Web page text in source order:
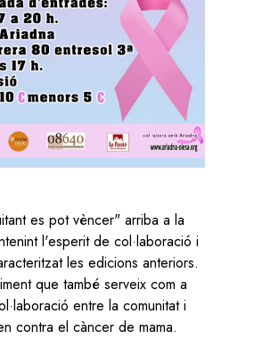
es pot vèncer" arriba a la
l'esperit de col·laboració i
les edicions anteriors.
que també serveix com a
entre la comunitat i
contra el càncer de mama.